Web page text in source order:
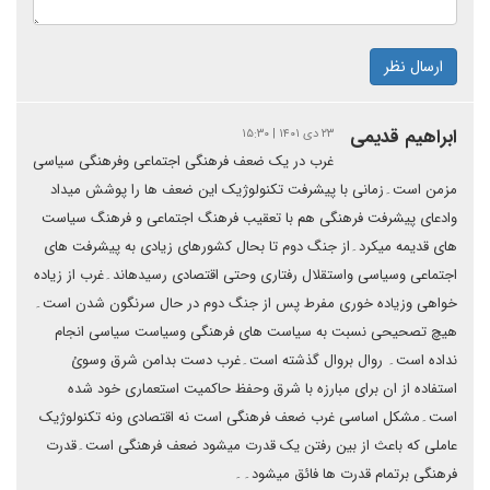
ارسال نظر
ابراهیم قدیمی ۲۳ دی ۱۴۰۱ | ۱۵:۳۰
غرب در یک ضعف فرهنگی اجتماعی وفرهنگی سیاسی
مزمن است۔زمانی با پیشرفت تکنولوژیک این ضعف ها را پوشش میداد
وادعای پیشرفت فرهنگی هم با تعقیب فرهنگ اجتماعی و فرهنگ سیاست
های قدیمه میکرد۔از جنگ دوم تا بحال کشورهای زیادی به پیشرفت های
اجتماعی وسیاسی واستقلال رفتاری وحتی اقتصادی رسیدهاند۔غرب از زیاده
خواهی وزیاده خوری مفرط پس از جنگ دوم در حال سرنگون شدن است۔
هیچ تصحیحی نسبت به سیاست های فرهنگی وسیاست سیاسی انجام
نداده است۔ روال بروال گذشته است۔غرب دست بدامن شرق وسوئ
استفاده از ان برای مبارزه با شرق وحفظ حاکمیت استعماری خود شده
است۔مشکل اساسی غرب ضعف فرهنگی است نه اقتصادی ونه تکنولوژیک
عاملی که باعث از بین رفتن یک قدرت میشود ضعف فرهنگی است۔قدرت
فرهنگی برتمام قدرت ها فائق میشود۔۔